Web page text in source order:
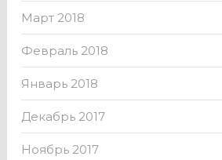
Март 2018
Февраль 2018
Январь 2018
Декабрь 2017
Ноябрь 2017